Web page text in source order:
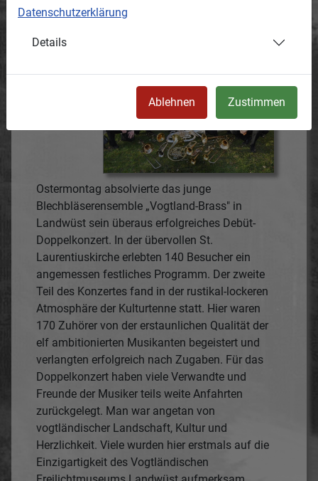
verlassen.
Vogtland-Brass
Ostermontag absolvierte das junge
Blechbläserensemble „Vogtland-Brass" in
Landwüst sein überaus erfolgreiches Debüt-
Doppelkonzert. In der übervollen St.
Laurentiuskirche erlebten 140 Besucher ein
angemessen festliches Programm. Der zweite
Teil des Konzertes fand in der rustikal-lockeren
Atmosphäre der Kulturtenne statt. Hier waren
170 Zuhörer von der erstaunlichen Qualität der
elf ambitionierten Musikanten begeistert und
verlangten erfolgreich nach Zugaben. Für das
Doppelkonzert haben viele Verwandte und
Freunde der Musiker teils weite Anfahrten
zurückgelegt. Man war angetan von
vogtländischer Landschaft, Kultur und
Herzlichkeit. Viele wurden hier erstmals auf die
Einzigartigkeit des Vogtländischen
Datenschutzerklärung
Details
Ablehnen Zustimmen